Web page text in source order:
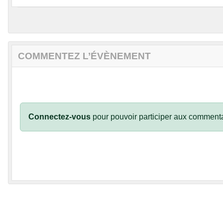
COMMENTEZ L’ÉVÈNEMENT
Connectez-vous pour pouvoir participer aux